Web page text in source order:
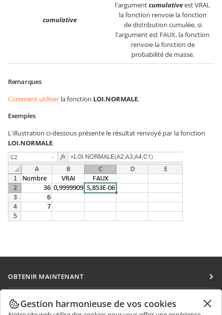
cumulative
l'argumentcumulativeest VRAI,
la fonction renvoie la fonction
de distribution cumulée, si
l'argument est FAUX, la fonction
renvoie la fonction de
probabilité de masse.
Remarques
Comment utiliser la fonction LOI.NORMALE.
Exemples
L'illustration ci-dessous présente le résultat renvoyé par la fonction
LOI.NORMALE.
OBTENIR MAINTENANT
Docs
DocSpace
COLLABORATION
Gestion harmonieuse de vos cookies